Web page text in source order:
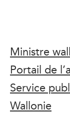
Ministre
Portail de
Service
Wallonie